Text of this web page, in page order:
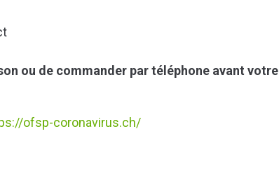
ou de commander par téléphone avant votre
ofsp-coronavirus.ch/